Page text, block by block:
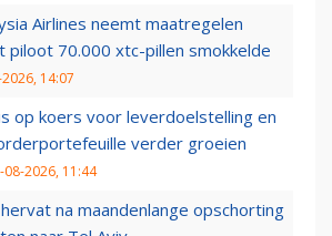
Airlines neemt maatregelen
piloot 70.000 xtc-pillen smokkelde
14:07
op koers voor leverdoelstelling en
verder groeien
08-2026, 11:44
na maandenlange opschorting